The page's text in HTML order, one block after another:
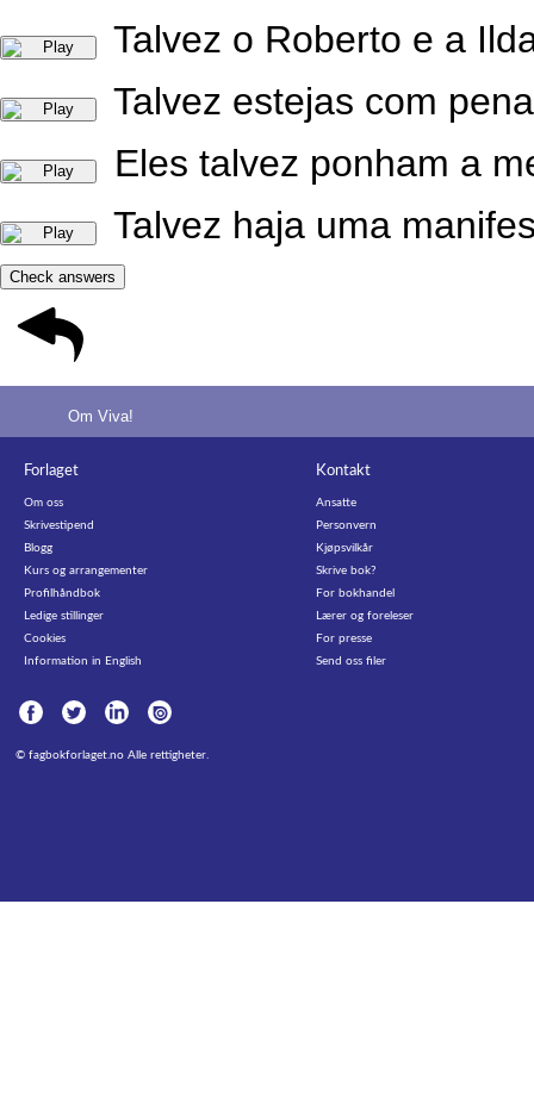
Talvez o Roberto e a
Talvez estejas com
Eles talvez ponham a
Talvez haja uma
Check answers
Om Viva!
Forlaget
Om oss
Skrivestipend
Blogg
Kurs og arrangementer
Profilhåndbok
Ledige stillinger
Cookies
Information in English
Kontakt
Ansatte
Personvern
Kjøpsvilkår
Skrive bok?
For bokhandel
Lærer og foreleser
For presse
Send oss filer
© fagbokforlaget.no Alle rettigheter.